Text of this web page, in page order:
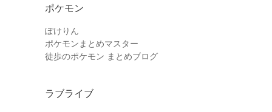
ポケモン
ぽけりん
ポケモンまとめマスター
徒歩のポケモン まとめブログ
ラブライブ